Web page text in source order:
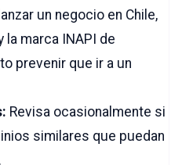
un negocio en Chile,
la marca INAPI de
prevenir que ir a un
Revisa ocasionalmente si
similares que puedan